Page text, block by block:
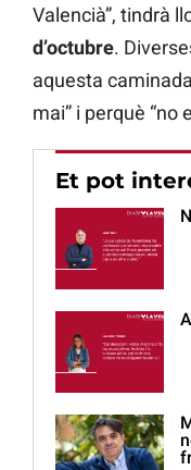
Valencià”, tindrà
d’octubre.
aquesta
mai” i perquè “no
Et pot